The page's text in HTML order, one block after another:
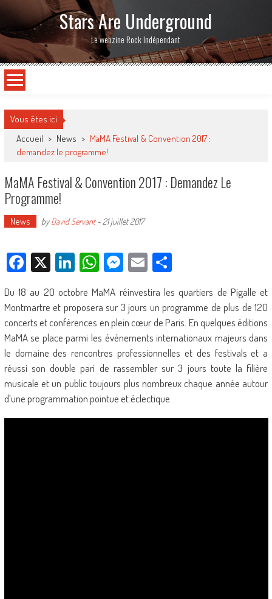
Stars Are Underground
Le webzine Rock Indépendant
Vous êtes ici
Accueil > News > MaMA Festival & Convention 2017 :
demandez le programme!
MaMA Festival & Convention 2017 : Demandez Le
Programme!
News byDavid Servant- 21 juillet 2017
Facebook
X LinkedIn
WhatsApp
Messenger
EmailPartager
Du 18 au 20 octobre MaMA réinvestira les quartiers de Pigalle et
Montmartre et proposera sur 3 jours un programme de plus de 120
concerts et conférences en plein cœur de Paris. En quelques éditions
MaMA se place parmi les événements internationaux majeurs dans
le domaine des rencontres professionnelles et des festivals et a
réussi son double pari de rassembler sur 3 jours toute la filière
musicale et un public toujours plus nombreux chaque année autour
d’une programmation pointue et éclectique.